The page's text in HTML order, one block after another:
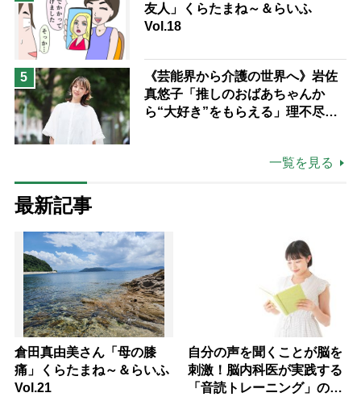
友人」くらたまね～＆らいふ
Vol.18
5
《芸能界から介護の世界へ》岩佐
真悠子「推しのおばあちゃんか
ら“大好き”をもらえる」理不尽さ
一覧を見る
最新記事
倉田真由美さん「母の膝
痛」くらたまね～＆らいふ
Vol.21
自分の声を聞くことが脳を
刺激！脳内科医が実践する
「音読トレーニング」の極